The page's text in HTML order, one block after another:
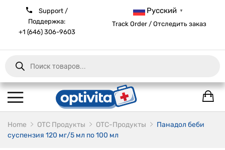
Support /
Поддержка:
+1 (646) 306-9603
Русский ▼
Track Order / Отследить заказ
Products
search
Home ОТС Продукты OTC-Продукты
Панадол беби
суспензия 120 мг/5 мл по 100 мл